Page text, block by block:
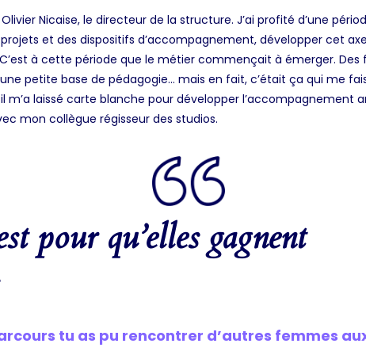
Nicaise, le directeur de la structure. J’ai profité d’une
et des dispositifs d’accompagnement, développer cet
à cette période que le métier commençait à émerger.
petite base de pédagogie… mais en fait, c’était ça qui me
m’a laissé carte blanche pour développer l’accompagnement
mon collègue régisseur des studios.
pour qu’elles gagnent
tu as pu rencontrer d’autres femmes